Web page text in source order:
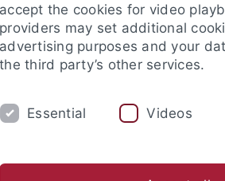
accept the cookies for video
providers may set additional
advertising purposes and your
the third party’s other services.
Essential Videos